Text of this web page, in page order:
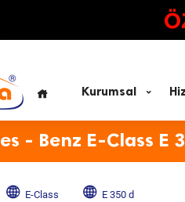
Kurumsal
- Benz E-Class E
E-Class E 350 d